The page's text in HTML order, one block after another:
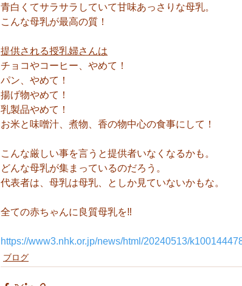
青白くてサラサラしていて甘味あっさりな母乳。
こんな母乳が最高の質！
提供される授乳婦さんは
チョコやコーヒー、やめて！
パン、やめて！
揚げ物やめて！
乳製品やめて！
お米と味噌汁、煮物、香の物中心の食事にして！
こんな厳しい事を言うと提供者いなくなるかも。
どんな母乳が集まっているのだろう。
代表者は、母乳は母乳、としか見ていないかもな。
全ての赤ちゃんに良質母乳を‼️
https://www3.nhk.or.jp/news/html/20240513/
ブログ